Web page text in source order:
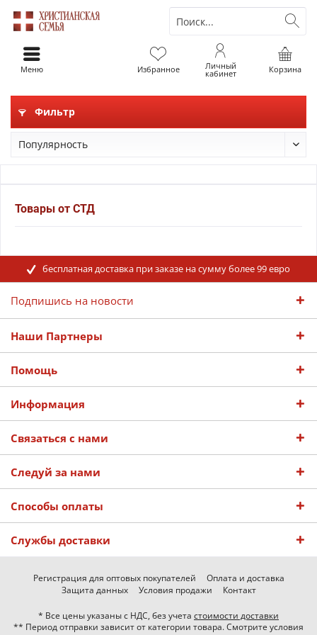
Корзина
Избранное Личный
кабинет
Меню
Фильтр
Товары от СТД
бесплатная доставка при заказе на сумму более 99 евро
Подпишись на новости
Наши Партнеры
Помощь
Информация
Связаться с нами
Следуй за нами
Способы оплаты
Службы доставки
Регистрация для оптовых покупателей
Оплата и доставка
Защита данных
Условия продажи Контакт
* Все цены указаны с НДС, без учета стоимости доставки
** Период отправки зависит от категории товара. Смотрите условия